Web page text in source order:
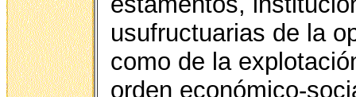
usufructuarias de la
como de la
orden económico-